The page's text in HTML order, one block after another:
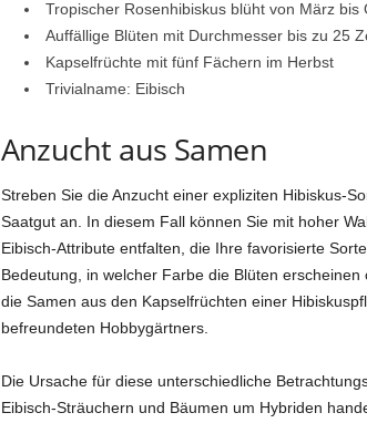
Tropischer Rosenhibiskus blüht von März bis
Auffällige Blüten mit Durchmesser bis zu 25
Kapselfrüchte mit fünf Fächern im Herbst
Trivialname: Eibisch
Anzucht aus Samen
Streben Sie die Anzucht einer expliziten Hibiskus-
Saatgut an. In diesem Fall können Sie mit hoher
Eibisch-Attribute entfalten, die Ihre favorisierte
Bedeutung, in welcher Farbe die Blüten
die Samen aus den Kapselfrüchten einer
befreundeten Hobbygärtners.
Die Ursache für diese unterschiedliche
Eibisch-Sträuchern und Bäumen um Hybriden